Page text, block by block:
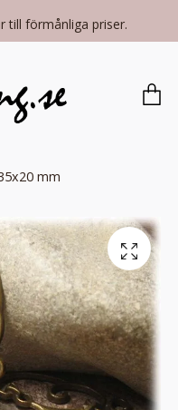
till förmånliga priser.
mm